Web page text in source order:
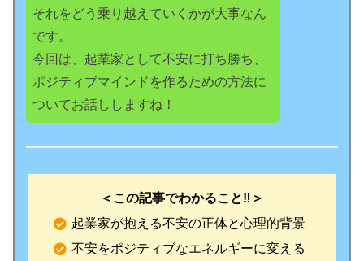
それをどう乗り越えていくかが大事なん
です。
今回は、起業家として不安に打ち勝ち、
ポジティブマインドを作るための方法に
ついてお話ししますね！
＜この記事でわかること‼️＞
起業家が抱える不安の正体と心理的背景
不安をポジティブなエネルギーに変える